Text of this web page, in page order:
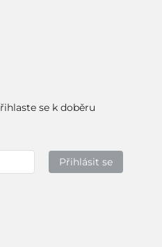
se k doběru
Přihlásit se